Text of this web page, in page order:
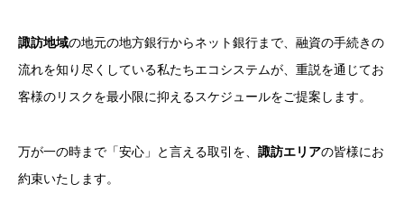
諏訪地域の地元の地方銀行からネット銀行まで、融資の手続きの
流れを知り尽くしている私たちエコシステムが、重説を通じてお
客様のリスクを最小限に抑えるスケジュールをご提案します。
万が一の時まで「安心」と言える取引を、 諏訪エリアの皆様にお
約束いたします。